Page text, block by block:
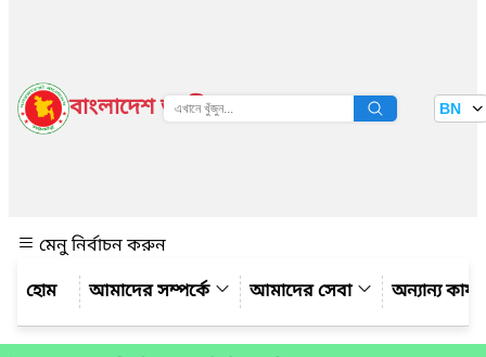
বাংলাদেশ জাতীয় তথ্য বাতায়ন BN
মেনু নির্বাচন করুন
আমাদের সম্পর্কে
আমাদের সেবা অন্যান্য